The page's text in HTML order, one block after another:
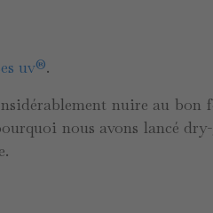
uv®.
nuire au
nous avons lancé